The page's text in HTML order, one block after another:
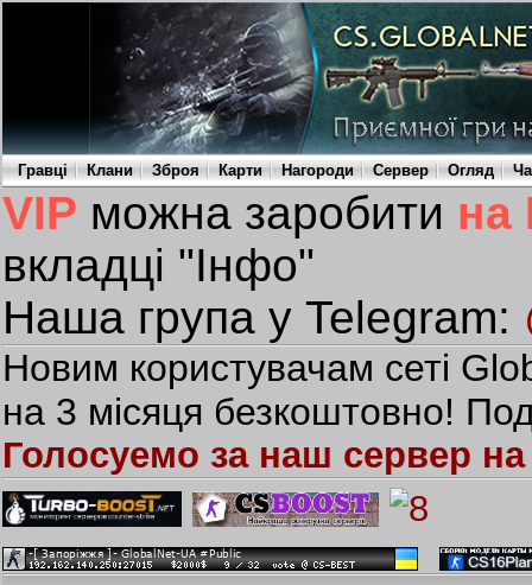
Гравці Клани Зброя Карти Нагороди Сервер Огляд
VIP можна заробити на
вкладці "Інфо"
Наша група у Telegram:
Новим користувачам сеті
на 3 місяця безкоштовно!
Голосуемо за наш сервер на